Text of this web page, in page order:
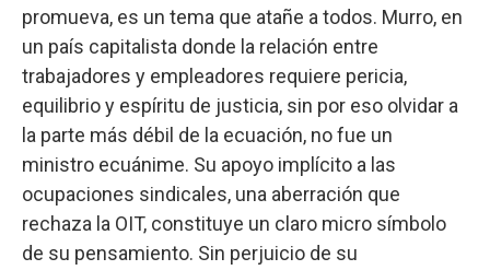
promueva, es un tema que atañe a todos. Murro, en
un país capitalista donde la relación entre
trabajadores y empleadores requiere pericia,
equilibrio y espíritu de justicia, sin por eso olvidar a
la parte más débil de la ecuación, no fue un
ministro ecuánime. Su apoyo implícito a las
ocupaciones sindicales, una aberración que
rechaza la OIT, constituye un claro micro símbolo
de su pensamiento. Sin perjuicio de su